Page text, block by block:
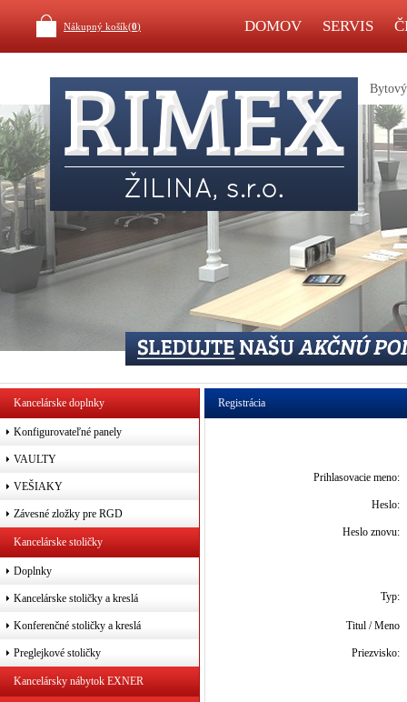
Nákupný košík(0) DOMOV SERVIS
Bytový
Kancelárske doplnky
Konfigurovateľné panely
VAULTY
VEŠIAKY
Závesné zložky pre RGD
Kancelárske stoličky
Doplnky
Kancelárske stoličky a kreslá
Konferenčné stoličky a kreslá
Preglejkové stoličky
Kancelársky nábytok EXNER
Registrácia
Prihlasovacie meno:
Heslo:
Heslo znovu:
Typ:
Titul / Meno
Priezvisko: